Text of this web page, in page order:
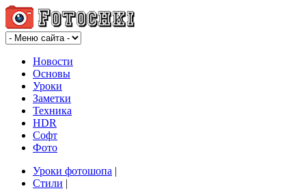
Новости
Основы
Уроки
Заметки
Техника
HDR
Софт
Фото
Уроки фотошопа |
Стили |